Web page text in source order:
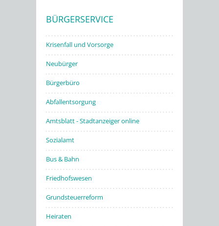
BÜRGERSERVICE
Krisenfall und Vorsorge
Neubürger
Bürgerbüro
Abfallentsorgung
Amtsblatt - Stadtanzeiger online
Sozialamt
Bus & Bahn
Friedhofswesen
Grundsteuerreform
Heiraten